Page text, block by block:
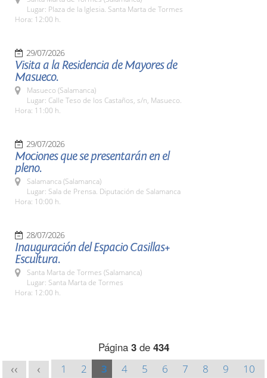
Lugar: Plaza de la Iglesia. Santa Marta de Tormes
Hora: 12:00 h.
29/07/2026
Visita a la Residencia de Mayores de
Masueco.
Masueco (Salamanca)
Lugar: Calle Teso de los Castaños, s/n, Masueco.
Hora: 11:00 h.
29/07/2026
Mociones que se presentarán en el
pleno.
Salamanca (Salamanca)
Lugar: Sala de Prensa. Diputación de Salamanca
Hora: 10:00 h.
28/07/2026
Inauguración del Espacio Casillas+
Escultura.
Santa Marta de Tormes (Salamanca)
Lugar: Santa Marta de Tormes
Hora: 12:00 h.
Página 3de 434
<< < 1 2 3 4 5 6 7 8 9
10